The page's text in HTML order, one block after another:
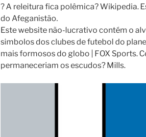
? A releitura fica polêmica? Wikipedia.
do Afeganistão.
Este website não-lucrativo contém o
simbolos dos clubes de futebol do
mais formosos do globo | FOX Sports.
permaneceriam os escudos? Mills.